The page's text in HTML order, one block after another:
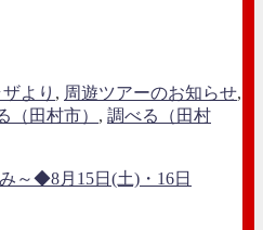
より , 周遊ツアーのお知らせ,
（田村市） , 調べる（田村